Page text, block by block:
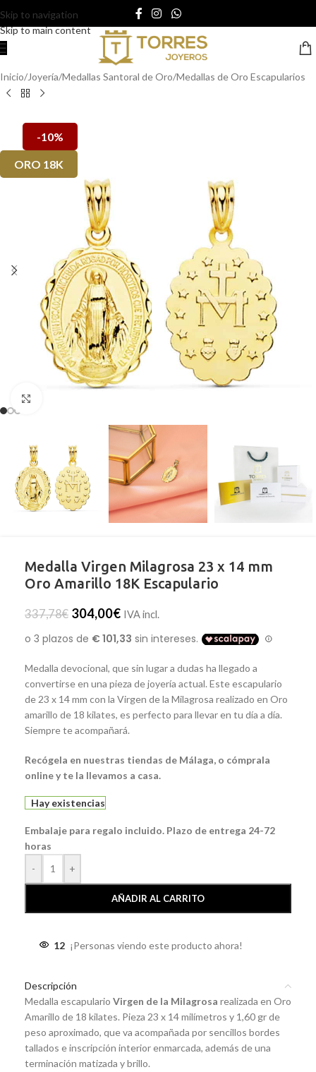
Skip to navigation
Skip to main content
Inicio/Joyería/Medallas Santoral de Oro/Medallas de Oro Escapularios
-10%
ORO 18K
Medalla Virgen Milagrosa 23 x 14 mm
Oro Amarillo 18K Escapulario
337,78€ 304,00€ IVA incl.
Medalla devocional, que sin lugar a dudas ha llegado a
convertirse en una pieza de joyería actual. Este escapulario
de 23 x 14 mm con la Virgen de la Milagrosa realizado en Oro
amarillo de 18 kilates, es perfecto para llevar en tu día a día.
Siempre te acompañará.
Recógela en nuestras tiendas de Málaga, o cómprala
online y te la llevamos a casa.
Hay existencias
Embalaje para regalo incluido. Plazo de entrega 24-72
horas
-
+
AÑADIR AL CARRITO
12 ¡Personas viendo este producto ahora!
Descripción
Medalla escapulario Virgen de la Milagrosa realizada en Oro
Amarillo de 18 kilates. Pieza 23 x 14 milímetros y 1,60 gr de
peso aproximado, que va acompañada por sencillos bordes
tallados e inscripción interior enmarcada, además de una
terminación matizada y brillo.